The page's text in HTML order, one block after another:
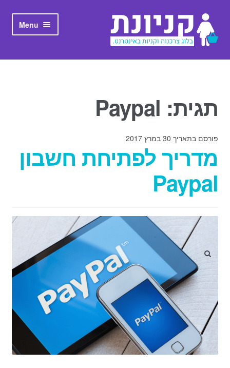
Skip to navigation
Skip to content
Menu
ראשי
תגית: Paypal
פורסם בתאריך 30 במרץ 2017
מדריך לפתיחת חשבון
Paypal